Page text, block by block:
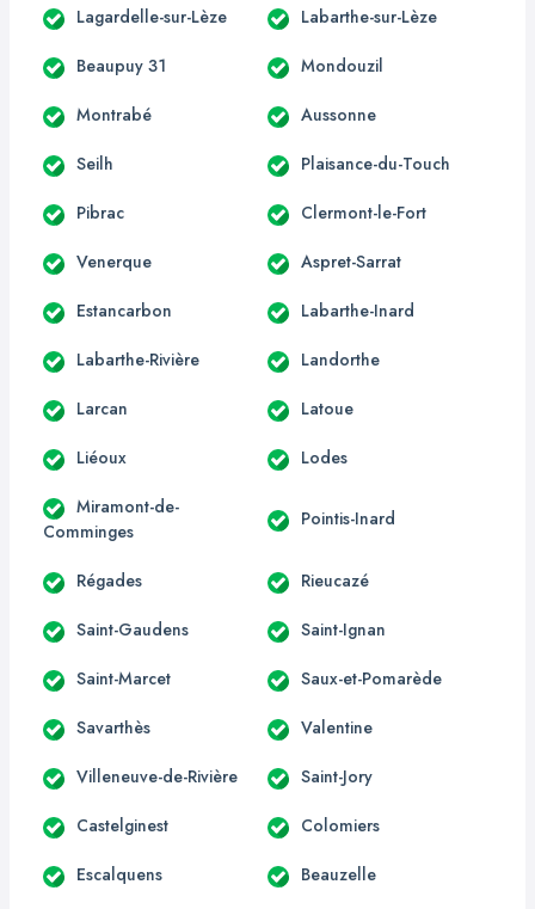
Lagardelle-sur-Lèze Labarthe-sur-Lèze
Beaupuy 31 Mondouzil
Montrabé Aussonne
Seilh Plaisance-du-Touch
Pibrac Clermont-le-Fort
Venerque Aspret-Sarrat
Estancarbon Labarthe-Inard
Labarthe-Rivière Landorthe
Larcan Latoue
Liéoux Lodes
Miramont-de-
Comminges
Pointis-Inard
Régades Rieucazé
Saint-Gaudens Saint-Ignan
Saint-Marcet Saux-et-Pomarède
Savarthès Valentine
Villeneuve-de-Rivière Saint-Jory
Castelginest Colomiers
Escalquens Beauzelle